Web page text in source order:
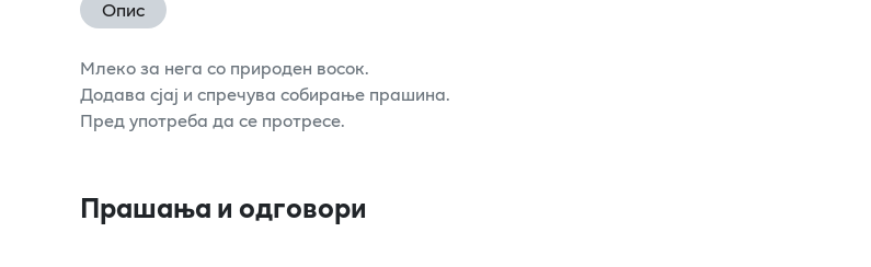
Опис
Млеко за нега со природен восок.
Додава сјај и спречува собирање прашина.
Пред употреба да се протресе.
Прашања и одговори